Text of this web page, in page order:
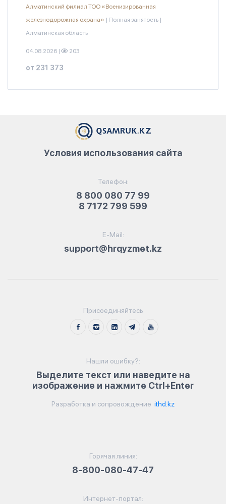
Алматинский филиал ТОО «Военизированная
железнодорожная охрана» | Полная занятость |
Алматинская область
04.08.2026 | 203
от 231 373
Телефон:
8 800 080 77 99
8 7172 799 599
E-Mail:
support@hrqyzmet.kz
Условия использования сайта
Присоединяйтесь
Нашли ошибку?:
Выделите текст или наведите на
изображение и нажмите Ctrl+Enter
Разработка и сопровождение ithd.kz
Горячая линия:
8-800-080-47-47
Интернет-портал: